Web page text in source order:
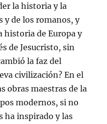
la historia y la
y de los romanos, y
historia de Europa y
de Jesucristo, sin
la faz del
civilización? En el
obras maestras de la
modernos, si no
ha inspirado y las